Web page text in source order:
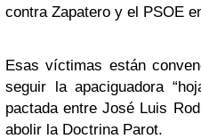
contra Zapatero y el PSOE
Esas víctimas están
seguir la apaciguadora
pactada entre José Luis
abolir la Doctrina Parot.